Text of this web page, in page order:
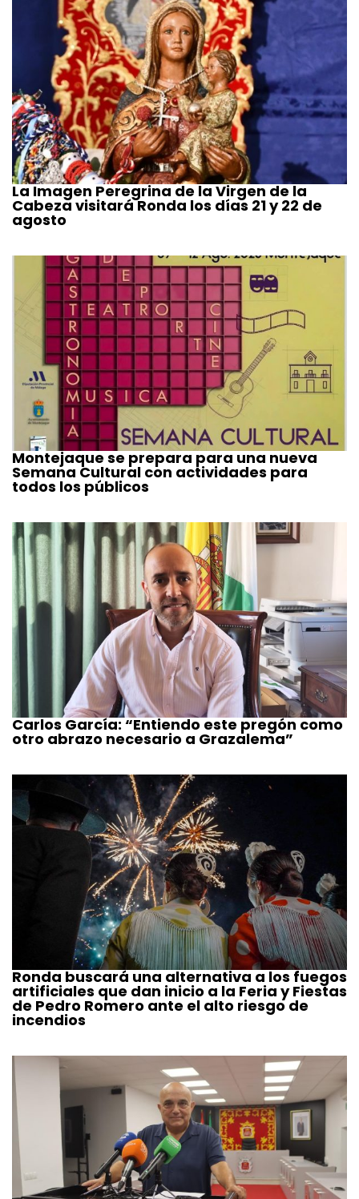
La Imagen Peregrina de la Virgen de la
Cabeza visitará Ronda los días 21 y 22 de
agosto
Montejaque se prepara para una nueva
Semana Cultural con actividades para
todos los públicos
Carlos García: “Entiendo este pregón como
otro abrazo necesario a Grazalema”
Ronda buscará una alternativa a los fuegos
artificiales que dan inicio a la Feria y Fiestas
de Pedro Romero ante el alto riesgo de
incendios